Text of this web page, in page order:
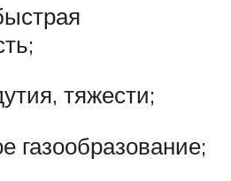
тяжести;
газообразование;